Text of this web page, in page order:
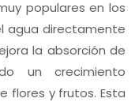
populares en los
agua directamente
la absorción de
un crecimiento
flores y frutos. Esta